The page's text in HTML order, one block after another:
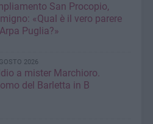
San Procopio,
«Qual è il vero parere
Puglia?»
2026
a mister Marchioro.
del Barletta in B